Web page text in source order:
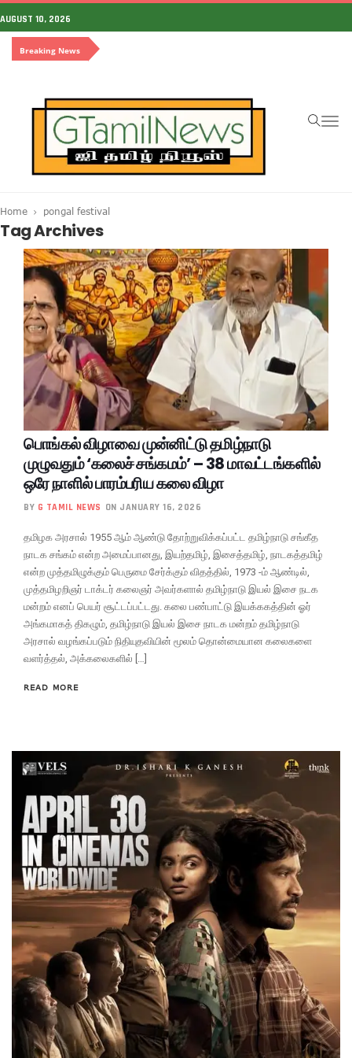
AUGUST 10, 2026
Breaking News
Home pongal festival
Tag Archives
பொங்கல் விழாவை முன்னிட்டு தமிழ்நாடு
முழுவதும் ‘கலைச் சங்கமம்’ – 38 மாவட்டங்களில்
ஒரே நாளில் பாரம்பரிய கலை விழா
BY G TAMIL NEWS ON JANUARY 16, 2026
தமிழக அரசால் 1955 ஆம் ஆண்டு தோற்றுவிக்கப்பட்ட தமிழ்நாடு சங்கீத
நாடக சங்கம் என்ற அமைப்பானது, இயற்தமிழ், இசைத்தமிழ், நாடகத்தமிழ்
என்ற முத்தமிழுக்கும் பெருமை சேர்க்கும் விதத்தில், 1973 -ம் ஆண்டில்,
முத்தமிழறிஞர் டாக்டர் கலைஞர் அவர்களால் தமிழ்நாடு இயல் இசை நடக
மன்றம் எனப் பெயர் சூட்டப்பட்டது. கலை பண்பாட்டு இயக்ககத்தின் ஓர்
அங்கமாகத் திகழும், தமிழ்நாடு இயல் இசை நாடக மன்றம் தமிழ்நாடு
அரசால் வழங்கப்படும் நிதியுதவியின் மூலம் தொன்மையான கலைகளை
வளர்த்தல், அக்கலைகளில் […]
READ MORE